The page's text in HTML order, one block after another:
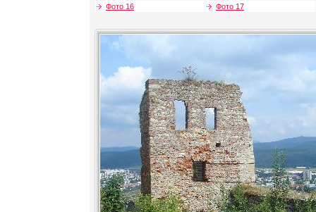
Фото 16
Фото 17